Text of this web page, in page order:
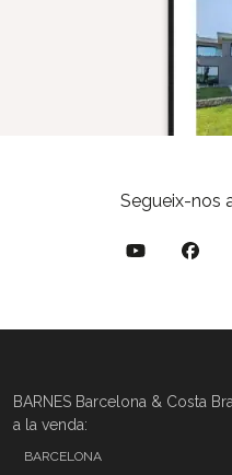
Segueix-nos
BARNES Barcelona & Costa
a la venda:
BARCELONA